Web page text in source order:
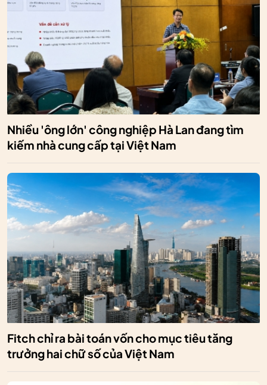
Nhiều 'ông lớn' công nghiệp Hà Lan đang tìm
kiếm nhà cung cấp tại Việt Nam
Fitch chỉ ra bài toán vốn cho mục tiêu tăng
trưởng hai chữ số của Việt Nam